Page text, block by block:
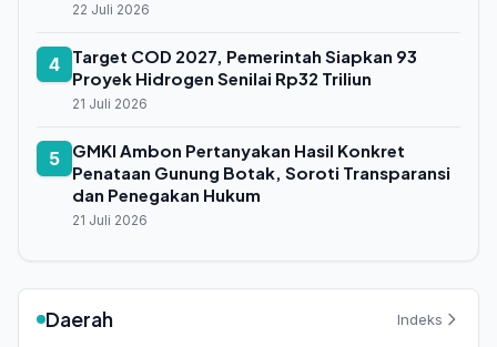
22 Juli 2026
4
Target COD 2027, Pemerintah Siapkan 93
Proyek Hidrogen Senilai Rp32 Triliun
21 Juli 2026
5
GMKI Ambon Pertanyakan Hasil Konkret
Penataan Gunung Botak, Soroti Transparansi
dan Penegakan Hukum
21 Juli 2026
Daerah Indeks